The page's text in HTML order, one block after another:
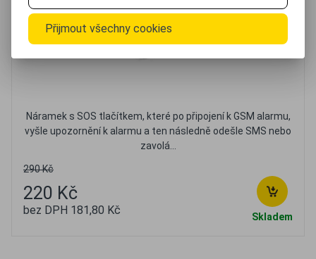
Náramek s SOS tlačítkem, které po připojení k GSM alarmu,
vyšle upozornění k alarmu a ten následně odešle SMS nebo
zavolá...
290 Kč
220 Kč
bez DPH 181,80 Kč Skladem
Přijmout všechny cookies